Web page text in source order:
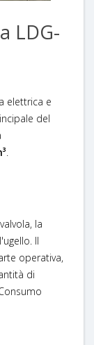
LDG-
elettrica e
del
la
Il
operativa,
di